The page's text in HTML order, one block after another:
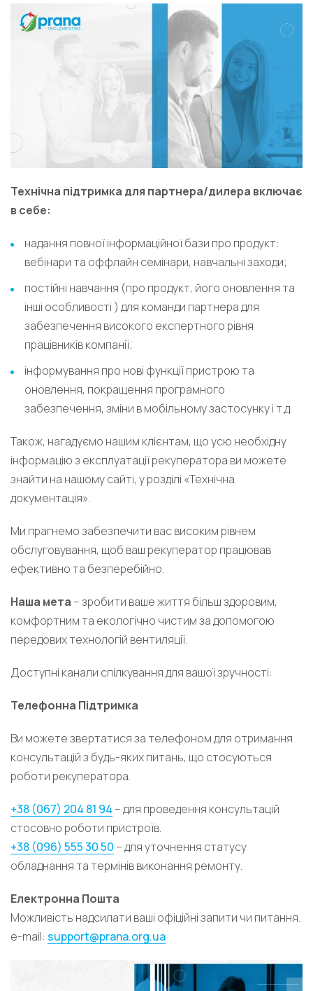
Технічна підтримка для партнера/дилера включає
в себе:
надання повної інформаційної бази про продукт:
вебінари та оффлайн семінари, навчальні заходи;
постійні навчання (про продукт, його оновлення та
інші особливості ) для команди партнера для
забезпечення високого експертного рівня
працівників компанії;
інформування про нові функції пристрою та
оновлення, покращення програмного
забезпечення, зміни в мобільному застосунку і т.д.
Також, нагадуємо нашим клієнтам, що усю необхідну
інформацію з експлуатації рекуператора ви можете
знайти на нашому сайті, у розділі «Технічна
документація».
Ми прагнемо забезпечити вас високим рівнем
обслуговування, щоб ваш рекуператор працював
ефективно та безперебійно.
Наша мета – зробити ваше життя більш здоровим,
комфортним та екологічно чистим за допомогою
передових технологій вентиляції.
Доступні канали спілкування для вашої зручності:
Телефонна Підтримка
Ви можете звертатися за телефоном для отримання
консультацій з будь-яких питань, що стосуються
роботи рекуператора.
+38 (067) 204 81 94 – для проведення консультацій
стосовно роботи пристроїв.
+38 (096) 555 30 50 – для уточнення статусу
обладнання та термінів виконання ремонту.
Електронна Пошта
Можливість надсилати ваші офіційні запити чи питання.
e-mail: support@prana.org.ua